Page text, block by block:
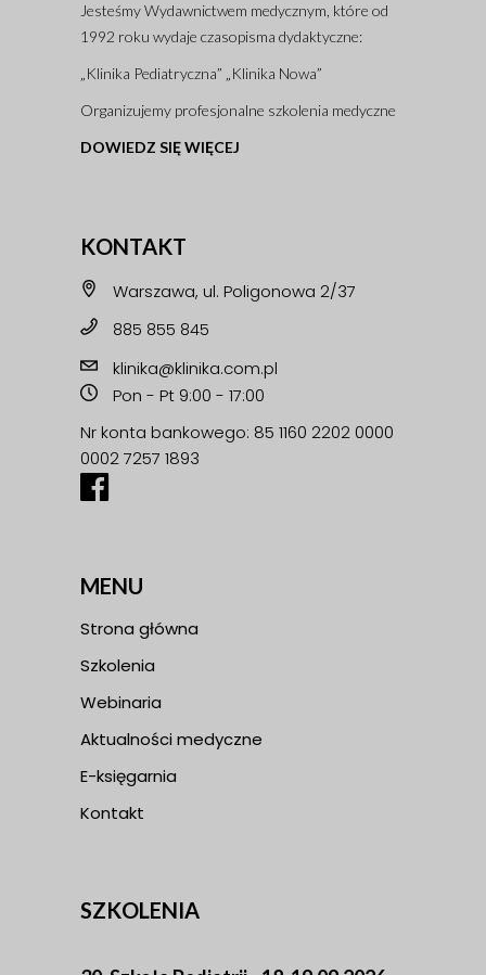
Jesteśmy Wydawnictwem medycznym, które od
1992 roku wydaje czasopisma dydaktyczne:
„Klinika Pediatryczna” „Klinika Nowa”
Organizujemy profesjonalne szkolenia medyczne
DOWIEDZ SIĘ WIĘCEJ
KONTAKT
Warszawa, ul. Poligonowa 2/37
885 855 845
klinika@klinika.com.pl
Pon - Pt 9:00 - 17:00
Nr konta bankowego: 85 1160 2202 0000
0002 7257 1893
MENU
Strona główna
Szkolenia
Webinaria
Aktualności medyczne
E-księgarnia
Kontakt
SZKOLENIA